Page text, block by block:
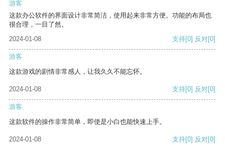
游客
这款办公软件的界面设计非常简洁，使用起来非常方便。功能的布局也
很合理，一目了然。
2024-01-08
支持[0] 反对[0]
游客
这款游戏的剧情非常感人，让我久久不能忘怀。
2024-01-08 支持[0] 反对[0]
游客
这款软件的操作非常简单，即使是小白也能快速上手。
2024-01-08 支持[0] 反对[0]